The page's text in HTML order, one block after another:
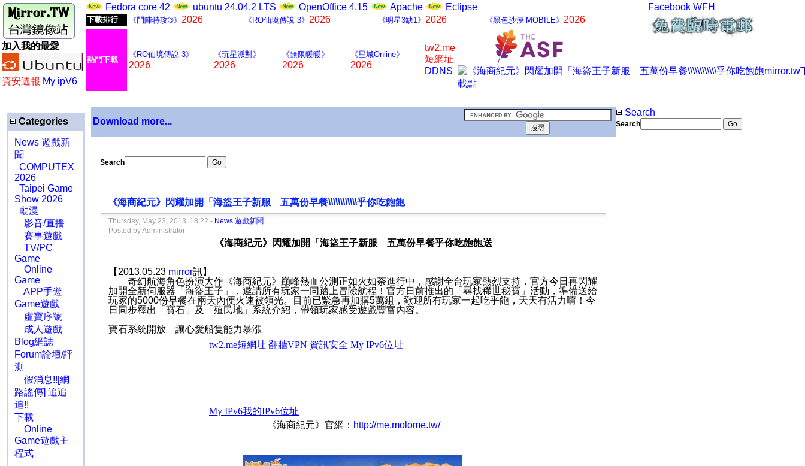
加入我的最愛
資安週報 My ipV6
Fedora core 42 ubuntu 24.04.2 LTS OpenOffice 4.15 Apache Eclipse
下載排行 《鬥陣特攻®》 2026 《RO仙境傳說 3》 2026 《明星3缺1》 2026 《黑色沙漠 MOBILE》 2026
熱門下載
《RO仙境傳說 3》
2026
《玩星派對》
2026
《無限暖暖》
2026
《星城Online》
2026
tw2.me
短網址
DDNS
Facebook WFH
Categories
News 遊戲新
聞
COMPUTEX
2026
Taipei Game
Show 2026
動漫
影音/直播
賽事遊戲
TV/PC
Game
Online
Game
APP手遊
Game遊戲
虛寶序號
成人遊戲
Blog網誌
Forum論壇/評
測
假消息!![網
路謠傳] 追追
追!!
下載
Online
Game遊戲主
程式
Download more...
Search
《海商紀元》閃耀加開「海盜王子新服 五萬份早餐\\\\\\\\\\\\乎你吃飽飽
Thursday, May 23, 2013, 18:22 - News 遊戲新聞
Posted by Administrator
《海商紀元》閃耀加開「海盜王子新服 五萬份早餐乎你吃飽飽送
【2013.05.23 mirror訊】
奇幻航海角色扮演大作《海商紀元》巔峰熱血公測正如火如荼進行中，感謝全台玩家熱烈支持，官方今日再閃耀
加開全新伺服器「海盜王子」，邀請所有玩家一同踏上冒險航程！官方日前推出的「尋找稀世秘寶」活動，準備送給
玩家的5000份早餐在兩天內便火速被領光。目前已緊急再加購5萬組，歡迎所有玩家一起吃乎飽，天天有活力唷！今
日同步釋出「寶石」及「殖民地」系統介紹，帶領玩家感受遊戲豐富內容。
寶石系統開放 讓心愛船隻能力暴漲
《海商紀元》官網： http://me.molome.tw/
Search
Search